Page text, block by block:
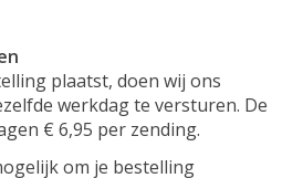
plaatst, doen wij ons
werkdag te versturen. De
€ 6,95 per zending.
om je bestelling